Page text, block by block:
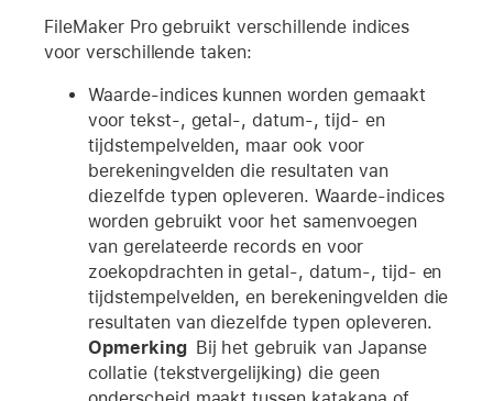
FileMaker Pro gebruikt verschillende indices
voor verschillende taken:
Waarde-indices kunnen worden gemaakt
voor tekst-, getal-, datum-, tijd- en
tijdstempelvelden, maar ook voor
berekeningvelden die resultaten van
diezelfde typen opleveren. Waarde-indices
worden gebruikt voor het samenvoegen
van gerelateerde records en voor
zoekopdrachten in getal-, datum-, tijd- en
tijdstempelvelden, en berekeningvelden die
resultaten van diezelfde typen opleveren.
Opmerking Bij het gebruik van Japanse
collatie (tekstvergelijking) die geen